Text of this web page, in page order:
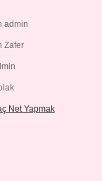
admin
Zafer
Net Yapmak